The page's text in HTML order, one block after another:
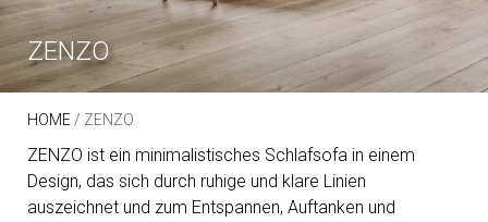
ZENZO
HOME/ ZENZO
ZENZO ist ein minimalistisches Schlafsofa in einem
Design, das sich durch ruhige und klare Linien
auszeichnet und zum Entspannen, Auftanken und